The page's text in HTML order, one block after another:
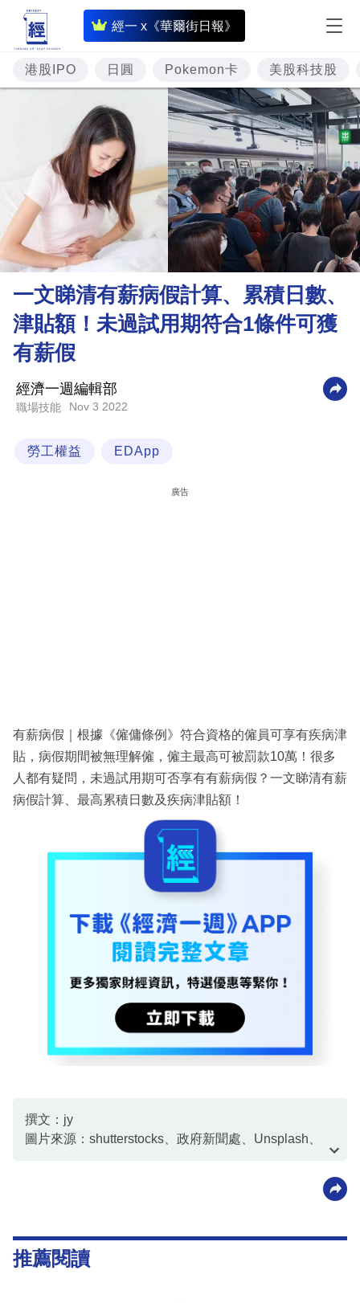
經一 x《華爾街日報》
即
時
財
經
專
題
投
市
財
商
科
技
港股IPO 日圓 Pokemon卡 美股科技股
一文睇清有薪病假計算、累積日數、
津貼額！未過試用期符合1條件可獲
有薪假
經濟一週編輯部
職場技能 Nov 3 2022
勞工權益 EDApp
廣告
有薪病假｜根據《僱傭條例》符合資格的僱員可享有疾病津
貼，病假期間被無理解僱，僱主最高可被罰款10萬！很多
人都有疑問，未過試用期可否享有有薪病假？一文睇清有薪
病假計算、最高累積日數及疾病津貼額！
撰文：jy
圖片來源：shutterstocks、政府新聞處、Unsplash、
推薦閱讀